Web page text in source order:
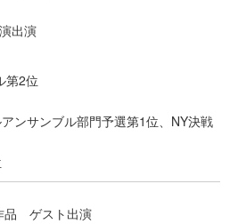
出演
第2位
ンサンブル部門予選第1位、NY決戦
品 ゲスト出演